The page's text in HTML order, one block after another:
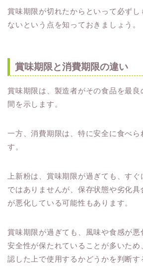
賞味期限が切れたからといって必ず
ないという点を知っておきましょう。
賞味期限と消費期限の違い
賞味期限は、製造者がその食品を最
間を示します。
一方、消費期限は、特に安全に食べら
す。
上新粉は、賞味期限が過ぎても、す
ではありませんが、保存状態や劣化
が悪化している可能性もあります。
賞味期限が過ぎても、風味や食感が悪
安全性が保たれていることが多いため
認した上で使用するかどうかを判断す